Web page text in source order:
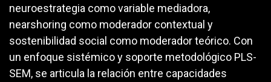
neuroestrategia como variable mediadora,
nearshoring como moderador contextual y
sostenibilidad social como moderador teórico. Con
un enfoque sistémico y soporte metodológico PLS-
SEM, se articula la relación entre capacidades